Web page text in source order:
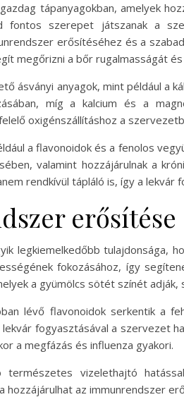
tápanyagokban, amelyek
fontos szerepet játszanak a
erősítéséhez és a
megőrizni a bőr rugalmasságát
ásványi anyagok, mint például a
míg a kalcium és a
oxigénszállításhoz a
a flavonoidok és a fenolos
valamint hozzájárulnak a
rendkívül tápláló is, így a
erősítése
legkiemelkedőbb tulajdonsága,
fokozásához, így
a gyümölcs sötét színét
lévő flavonoidok serkentik a
fogyasztásával a szervezet
a megfázás és influenza gyakori.
természetes vizelethajtó
hozzájárulhat az immunrendszer